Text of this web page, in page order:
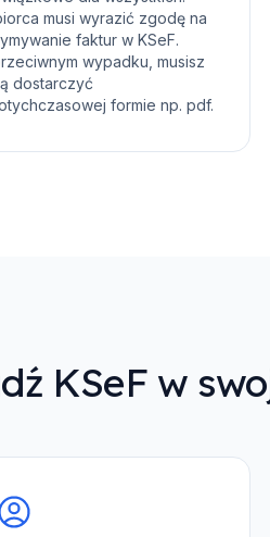
musi wyrazić zgodę na
faktur w KSeF.
wypadku, musisz
dostarczyć
formie np. pdf.
KSeF w